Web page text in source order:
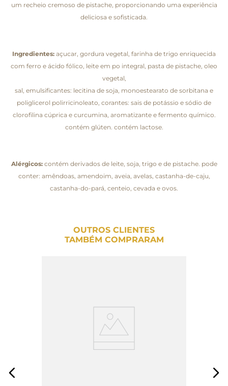
um recheio cremoso de pistache, proporcionando uma experiência
deliciosa e sofisticada.
Ingredientes: açucar, gordura vegetal, farinha de trigo enriquecida
com ferro e ácido fólico, leite em po integral, pasta de pistache, oleo
vegetal,
sal, emulsificantes: lecitina de soja, monoestearato de sorbitana e
poliglicerol polirricinoleato, corantes: sais de potássio e sódio de
clorofilina cúprica e curcumina, aromatizante e fermento químico.
contém glúten. contém lactose.
Alérgicos:contém derivados de leite, soja, trigo e de pistache. pode
conter: amêndoas, amendoim, aveia, avelas, castanha-de-caju,
castanha-do-pará, centeio, cevada e ovos.
OUTROS CLIENTES
TAMBÉM COMPRARAM